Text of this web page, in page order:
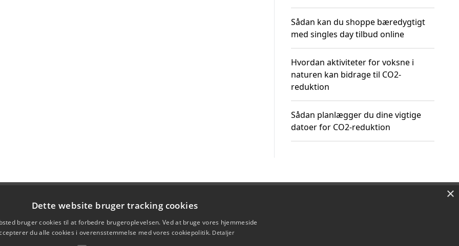
Sådan kan du shoppe bæredygtigt
med singles day tilbud online
Hvordan aktiviteter for voksne i
naturen kan bidrage til CO2-
reduktion
Sådan planlægger du dine vigtige
datoer for CO2-reduktion
×
Dette website bruger tracking cookies
bruger cookies til at forbedre brugeroplevelsen. Ved at bruge vores hjemmeside
du alle cookies i overensstemmelse med vores cookiepolitik. Detaljer